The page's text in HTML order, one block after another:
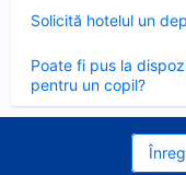
Solicită hotelul un
închis
Poate fi pus la
pentru un copil?
închis